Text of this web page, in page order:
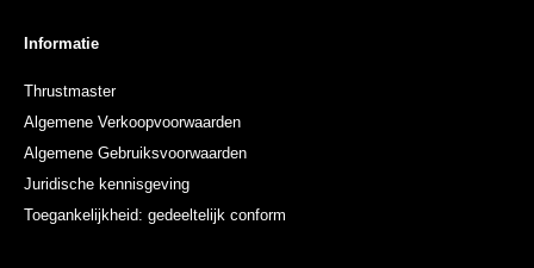
Informatie
Thrustmaster
Algemene Verkoopvoorwaarden
Algemene Gebruiksvoorwaarden
Juridische kennisgeving
Toegankelijkheid: gedeeltelijk conform